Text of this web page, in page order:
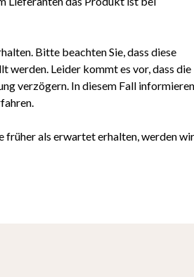
Bitte beachten Sie, dass diese
werden. Leider kommt es vor, dass die
verzögern. In diesem Fall informieren
früher als erwartet erhalten, werden wir